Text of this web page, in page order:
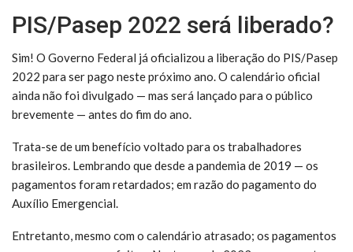
PIS/Pasep 2022 será liberado?
Sim! O Governo Federal já oficializou a liberação do PIS/Pasep
2022 para ser pago neste próximo ano. O calendário oficial
ainda não foi divulgado — mas será lançado para o público
brevemente — antes do fim do ano.
Trata-se de um benefício voltado para os trabalhadores
brasileiros. Lembrando que desde a pandemia de 2019 — os
pagamentos foram retardados; em razão do pagamento do
Auxílio Emergencial.
Entretanto, mesmo com o calendário atrasado; os pagamentos